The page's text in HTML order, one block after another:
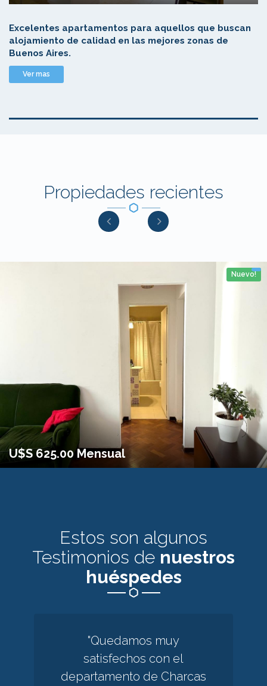
Excelentes apartamentos para aquellos que buscan
alojamiento de calidad en las mejores zonas de
Buenos Aires.
Ver mas
Propiedades recientes
1 Habitaciones No
Nuevo!
U$S 625.00 Mensual
Estos son algunos
Testimonios de nuestros
huéspedes
"Quedamos muy
satisfechos con el
departamento de Charcas